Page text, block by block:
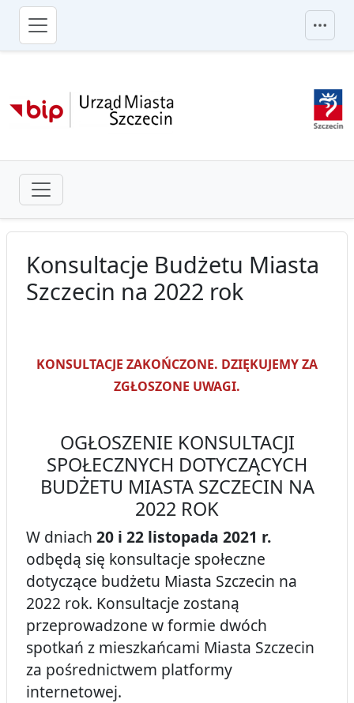
przejdź do głównego menu
Konsultacje Budżetu Miasta
Szczecin na 2022 rok
KONSULTACJE ZAKOŃCZONE. DZIĘKUJEMY ZA
ZGŁOSZONE UWAGI.
OGŁOSZENIE KONSULTACJI
SPOŁECZNYCH DOTYCZĄCYCH
BUDŻETU MIASTA SZCZECIN NA
2022 ROK
W dniach 20 i 22 listopada 2021 r.
odbędą się konsultacje społeczne
dotyczące budżetu Miasta Szczecin na
2022 rok. Konsultacje zostaną
przeprowadzone w formie dwóch
spotkań z mieszkańcami Miasta Szczecin
za pośrednictwem platformy
internetowej.